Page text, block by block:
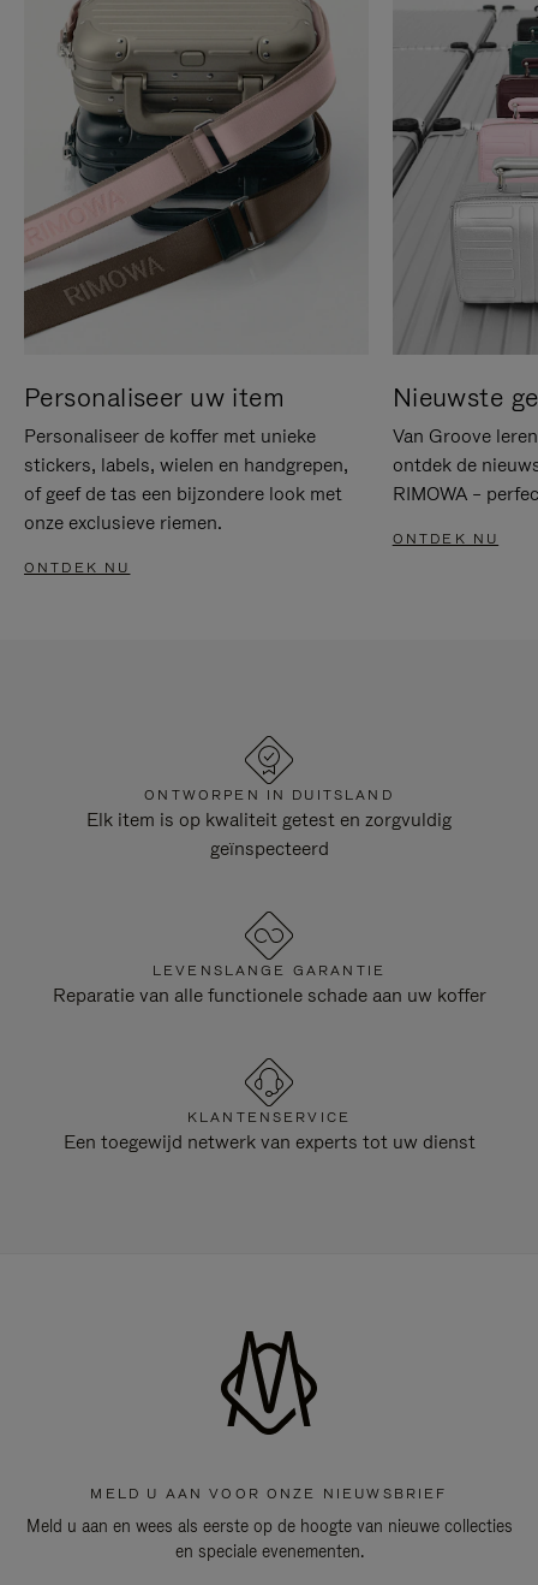
Personaliseer uw item
Personaliseer de koffer met unieke
stickers, labels, wielen en handgrepen,
of geef de tas een bijzondere look met
onze exclusieve riemen.
ONTDEK NU
Nieuwste
Van Groove
ontdek de
RIMOWA –
ONTDEK NU
ONTWORPEN IN DUITSLAND
Elk item is op kwaliteit getest en zorgvuldig
geïnspecteerd
LEVENSLANGE GARANTIE
Reparatie van alle functionele schade aan uw koffer
KLANTENSERVICE
Een toegewijd netwerk van experts tot uw dienst
MELD U AAN VOOR ONZE NIEUWSBRIEF
Meld u aan en wees als eerste op de hoogte van nieuwe collecties
en speciale evenementen.